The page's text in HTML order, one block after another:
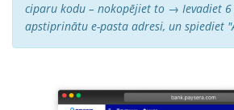
ciparu kodu – nokopējiet to → Ievadiet
apstiprinātu e-pasta adresi, un spiediet